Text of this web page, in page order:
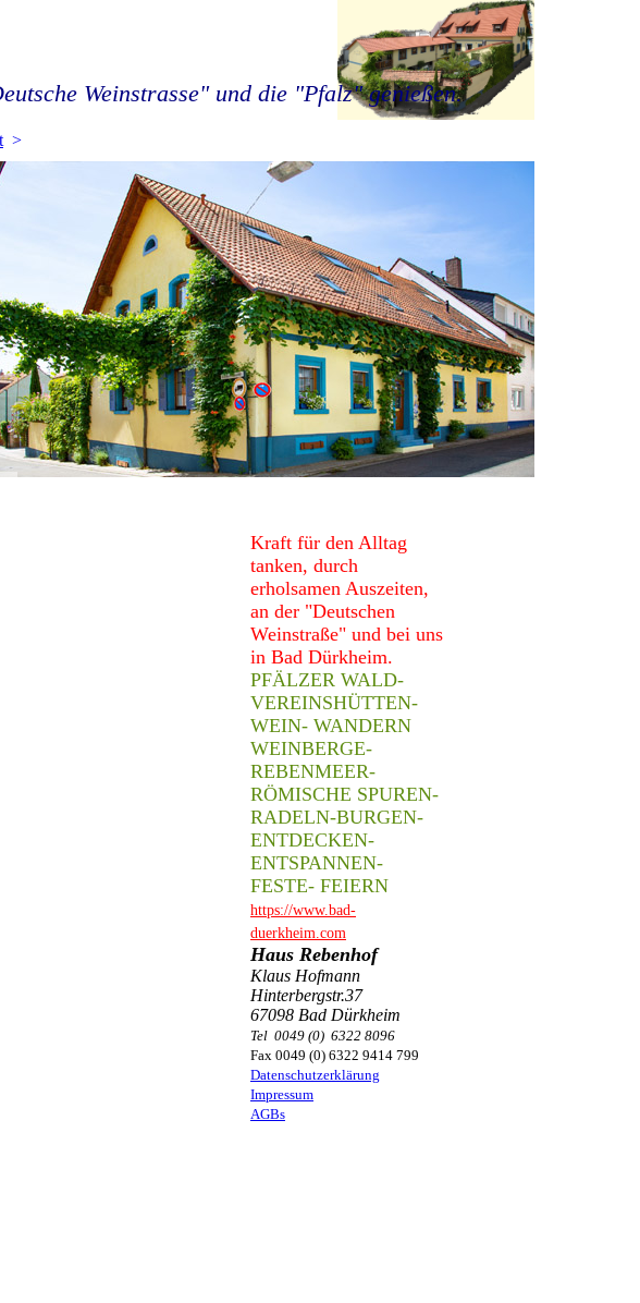
Weinstrasse" und die "Pfalz" genießen.
Kraft für den Alltag
tanken, durch
erholsamen Auszeiten,
an der "Deutschen
Weinstraße" und bei uns
in Bad Dürkheim.
PFÄLZER WALD-
VEREINSHÜTTEN-
WEIN- WANDERN
WEINBERGE-
REBENMEER-
RÖMISCHE SPUREN-
RADELN-BURGEN-
ENTDECKEN-
ENTSPANNEN-
FESTE- FEIERN
https://www.bad-
duerkheim.com
Haus Rebenhof
Klaus Hofmann
Hinterbergstr.37
67098 Bad Dürkheim
Tel 0049 (0) 6322 8096
Fax 0049 (0) 6322 9414 799
Datenschutzerklärung
Impressum
AGBs